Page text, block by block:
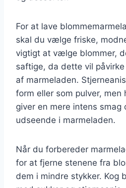
For at lave
skal du vælge friske,
vigtigt at vælge blommer,
saftige, da dette vil
af marmeladen.
form eller som pulver, men
giver en mere intens smag
udseende i marmeladen.
Når du forbereder
for at fjerne stenene fra
dem i mindre stykker. Kog